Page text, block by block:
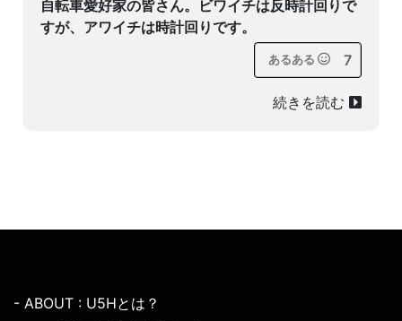
自転車愛好家の皆さん。ビワイチは反時計回りで
すが、アワイチは時計回りです。
あるある 7
続きを読む
- ABOUT : U5Hとは？